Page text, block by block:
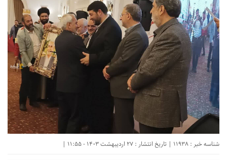
شناسه خبر : 11938 | تاریخ انتشار : 27 اردیبهشت 1403 - 11:55 |